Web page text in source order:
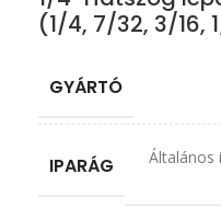
(1/4, 7/32, 3/16,
GYÁRTÓ
IPARÁG Általános